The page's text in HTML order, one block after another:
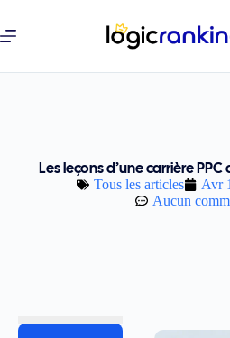
Les leçons d’une carrière
Tous les articles Avr
Aucun